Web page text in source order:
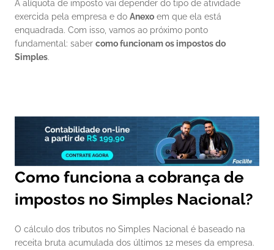
A alíquota de imposto vai depender do tipo de atividade
exercida pela empresa e do Anexo em que ela está
enquadrada. Com isso, vamos ao próximo ponto
fundamental: saber como funcionam os impostos do
Simples.
Como funciona a cobrança de
impostos no Simples Nacional?
O cálculo dos tributos no Simples Nacional é baseado na
receita bruta acumulada dos últimos 12 meses da empresa.